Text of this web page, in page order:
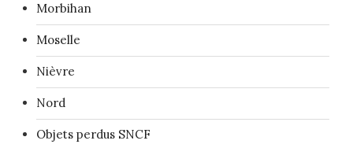
Morbihan
Moselle
Nièvre
Nord
Objets perdus SNCF